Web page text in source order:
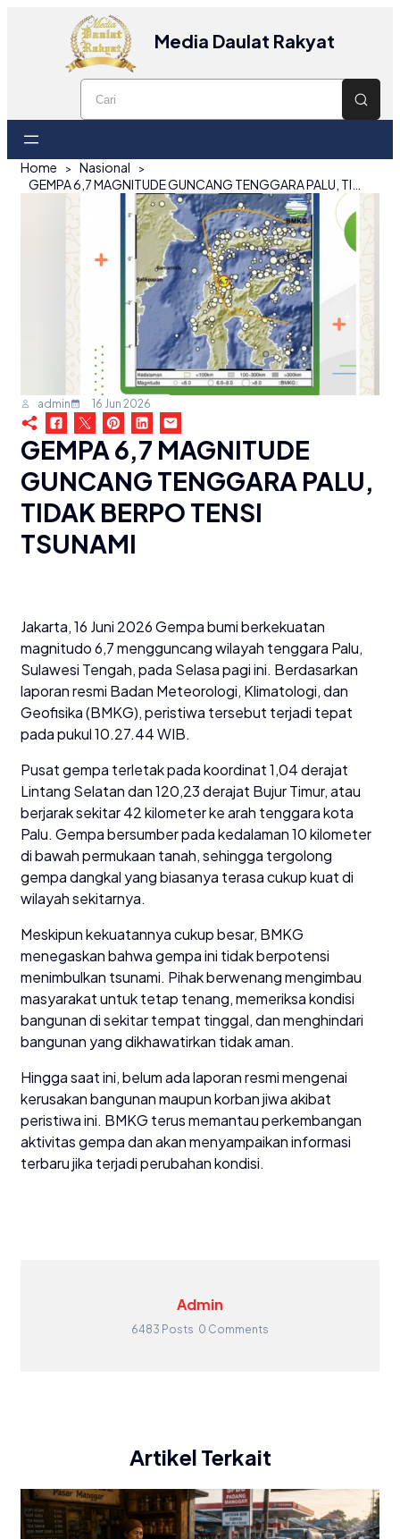
Media Daulat Rakyat
Home
Nasional
admin 16 Jun 2026
GEMPA 6,7 MAGNITUDE
GUNCANG TENGGARA PALU,
TIDAK BERPO TENSI
TSUNAMI
Jakarta, 16 Juni 2026 Gempa bumi berkekuatan
magnitudo 6,7 mengguncang wilayah tenggara Palu,
Sulawesi Tengah, pada Selasa pagi ini. Berdasarkan
laporan resmi Badan Meteorologi, Klimatologi, dan
Geofisika (BMKG), peristiwa tersebut terjadi tepat
pada pukul 10.27.44 WIB.
Pusat gempa terletak pada koordinat 1,04 derajat
Lintang Selatan dan 120,23 derajat Bujur Timur, atau
berjarak sekitar 42 kilometer ke arah tenggara kota
Palu. Gempa bersumber pada kedalaman 10 kilometer
di bawah permukaan tanah, sehingga tergolong
gempa dangkal yang biasanya terasa cukup kuat di
wilayah sekitarnya.
Meskipun kekuatannya cukup besar, BMKG
menegaskan bahwa gempa ini tidak berpotensi
menimbulkan tsunami. Pihak berwenang mengimbau
masyarakat untuk tetap tenang, memeriksa kondisi
bangunan di sekitar tempat tinggal, dan menghindari
bangunan yang dikhawatirkan tidak aman.
Hingga saat ini, belum ada laporan resmi mengenai
kerusakan bangunan maupun korban jiwa akibat
peristiwa ini. BMKG terus memantau perkembangan
aktivitas gempa dan akan menyampaikan informasi
terbaru jika terjadi perubahan kondisi.
Admin
6483 Posts 0 Comments
Artikel Terkait